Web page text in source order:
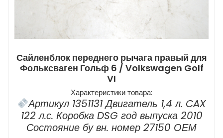
Сайленблок переднего рычага правый для
Фольксваген Гольф 6 / Volkswagen Golf
VI
Характеристики товара:
Артикул 1351131 Двигатель 1,4 л. CAX
122 л.с. Коробка DSG год выпуска 2010
Состояние бу вн. номер 27150 ОЕМ